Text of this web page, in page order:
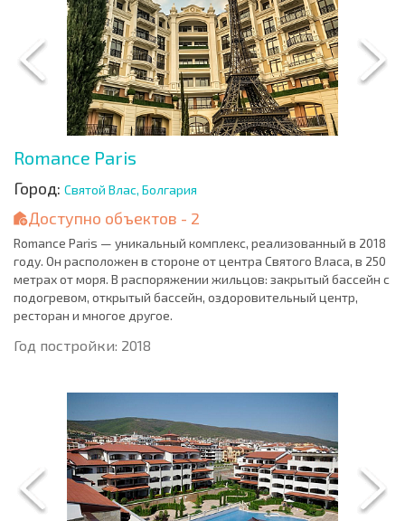
Romance Paris
Город: Святой Влас, Болгария
Доступно объектов - 2
Romance Paris — уникальный комплекс, реализованный в 2018
году. Он расположен в стороне от центра Святого Власа, в 250
метрах от моря. В распоряжении жильцов: закрытый бассейн с
подогревом, открытый бассейн, оздоровительный центр,
ресторан и многое другое.
Год постройки: 2018